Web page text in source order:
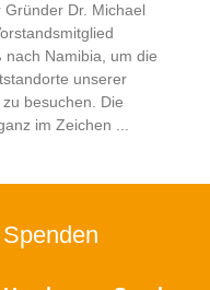
Gründer Dr. Michael
nach Namibia, um die
unserer
besuchen. Die
im Zeichen
Spenden